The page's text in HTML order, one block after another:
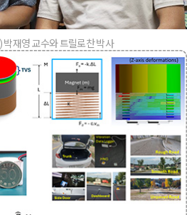
박재영 교수와 트릴로찬 박사